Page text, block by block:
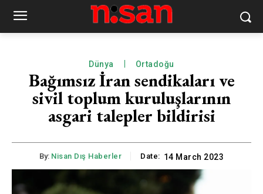
Dünya Ortadoğu
Bağımsız İran sendikaları ve
sivil toplum kuruluşlarının
asgari talepler bildirisi
By: Nisan Dış Haberler Date: 14 March 2023